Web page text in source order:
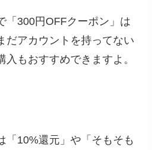
「 300円OFFクーポン 」は
だアカウントを持ってない
もおすすめできますよ。
「10%還元」や「そもそも